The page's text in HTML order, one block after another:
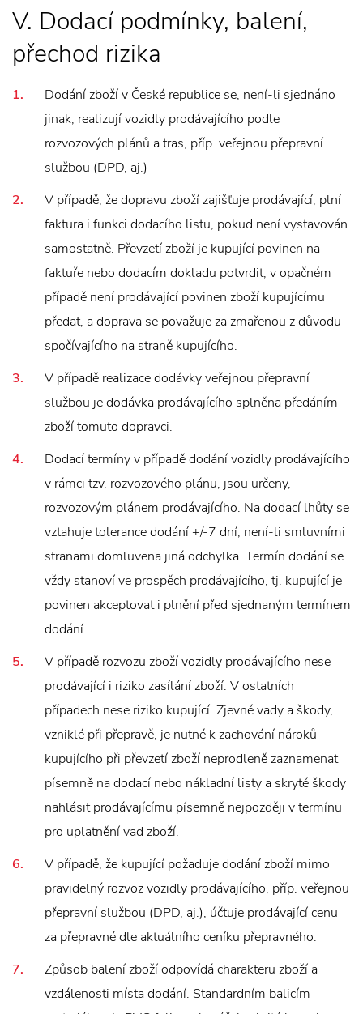
V. Dodací podmínky, balení,
přechod rizika
Dodání zboží v České republice se, není-li sjednáno
jinak, realizují vozidly prodávajícího podle
rozvozových plánů a tras, příp. veřejnou přepravní
službou (DPD, aj.)
V případě, že dopravu zboží zajišťuje prodávající, plní
faktura i funkci dodacího listu, pokud není vystavován
samostatně. Převzetí zboží je kupující povinen na
faktuře nebo dodacím dokladu potvrdit, v opačném
případě není prodávající povinen zboží kupujícímu
předat, a doprava se považuje za zmařenou z důvodu
spočívajícího na straně kupujícího.
V případě realizace dodávky veřejnou přepravní
službou je dodávka prodávajícího splněna předáním
zboží tomuto dopravci.
Dodací termíny v případě dodání vozidly prodávajícího
v rámci tzv. rozvozového plánu, jsou určeny,
rozvozovým plánem prodávajícího. Na dodací lhůty se
vztahuje tolerance dodání +/-7 dní, není-li smluvními
stranami domluvena jiná odchylka. Termín dodání se
vždy stanoví ve prospěch prodávajícího, tj. kupující je
povinen akceptovat i plnění před sjednaným termínem
dodání.
V případě rozvozu zboží vozidly prodávajícího nese
prodávající i riziko zasílání zboží. V ostatních
případech nese riziko kupující. Zjevné vady a škody,
vzniklé při přepravě, je nutné k zachování nároků
kupujícího při převzetí zboží neprodleně zaznamenat
písemně na dodací nebo nákladní listy a skryté škody
nahlásit prodávajícímu písemně nejpozději v termínu
pro uplatnění vad zboží.
V případě, že kupující požaduje dodání zboží mimo
pravidelný rozvoz vozidly prodávajícího, příp. veřejnou
přepravní službou (DPD, aj.), účtuje prodávající cenu
za přepravné dle aktuálního ceníku přepravného.
Způsob balení zboží odpovídá charakteru zboží a
vzdálenosti místa dodání. Standardním balicím